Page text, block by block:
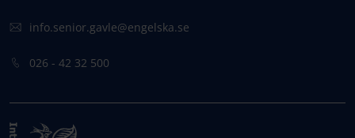
info.senior.gavle@engelska.se
026 - 42 32 500